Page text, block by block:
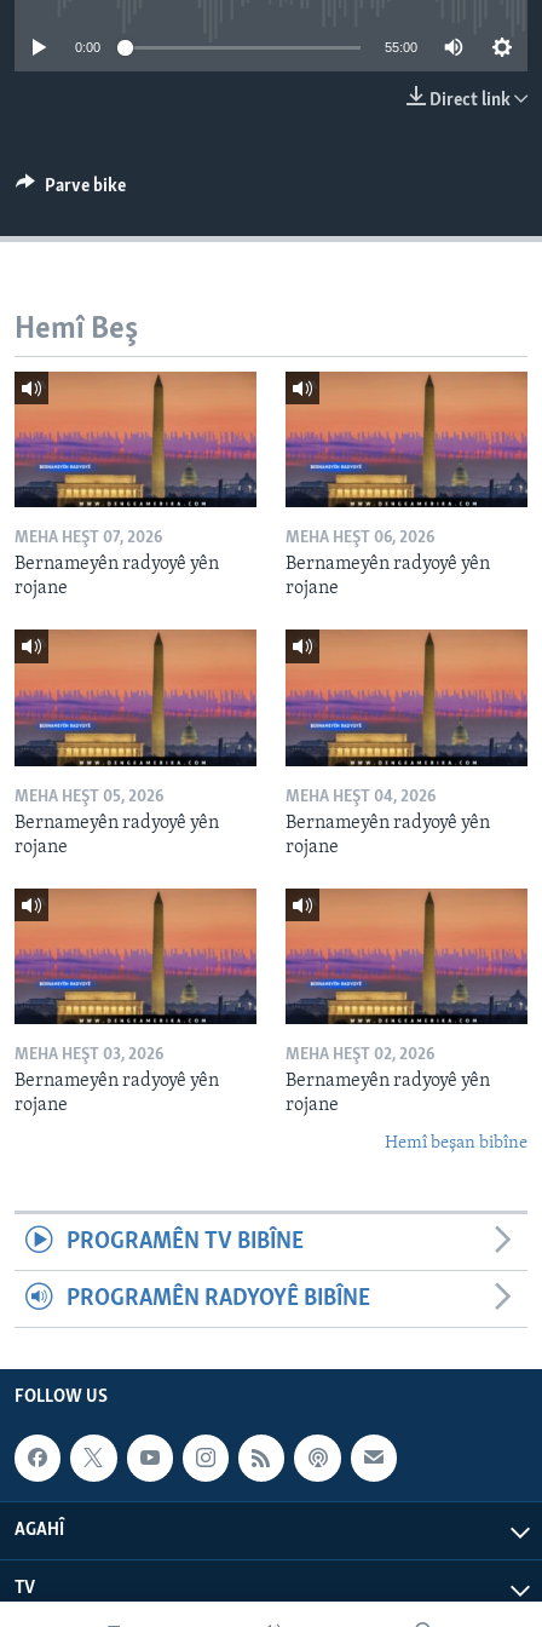
SERNIVÎS
Learning English
FOLLOW US
Zimanên Din
0:00 55:00
Direct link
Parve bike
Hemî Beş
MEHA HEŞT 07, 2026
Bernameyên radyoyê yên
rojane
MEHA HEŞT 06, 2026
Bernameyên radyoyê yên
rojane
MEHA HEŞT 05, 2026
Bernameyên radyoyê yên
rojane
MEHA HEŞT 04, 2026
Bernameyên radyoyê yên
rojane
MEHA HEŞT 03, 2026
Bernameyên radyoyê yên
rojane
MEHA HEŞT 02, 2026
Bernameyên radyoyê yên
rojane
Hemî beşan bibîne
PROGRAMÊN TV BIBÎNE
PROGRAMÊN RADYOYÊ BIBÎNE
FOLLOW US
AGAHÎ
TV